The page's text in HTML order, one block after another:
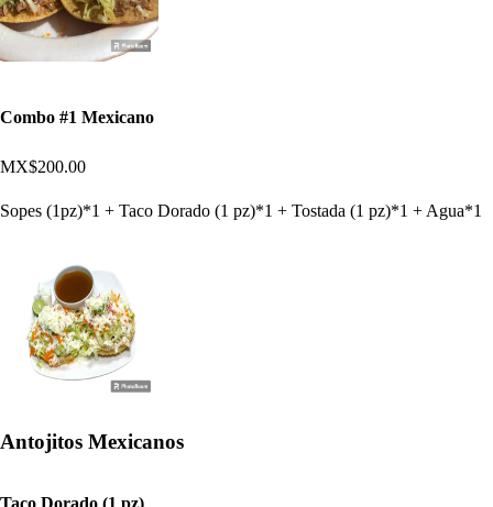
Combo #1 Mexicano
MX$200.00
Sopes (1pz)*1 + Taco Dorado (1 pz)*1 + Tostada (1 pz)*1 + Agua*1
Antojitos Mexicanos
Taco Dorado (1 pz)